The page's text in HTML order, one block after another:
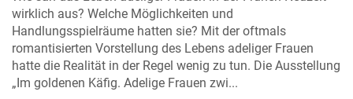
wirklich aus? Welche Möglichkeiten und
Handlungsspielräume hatten sie? Mit der oftmals
romantisierten Vorstellung des Lebens adeliger Frauen
hatte die Realität in der Regel wenig zu tun. Die Ausstellung
„Im goldenen Käfig. Adelige Frauen zwi...